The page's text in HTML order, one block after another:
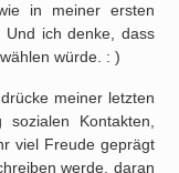
in meiner ersten
ich denke, dass
würde. : )
meiner letzten
Kontakten,
viel Freude geprägt
werde, daran